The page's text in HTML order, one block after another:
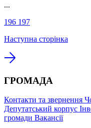
...
196 197
Наступна сторінка
ГРОМАДА
Контакти та звернення
Депутатський корпус
громади Вакансії